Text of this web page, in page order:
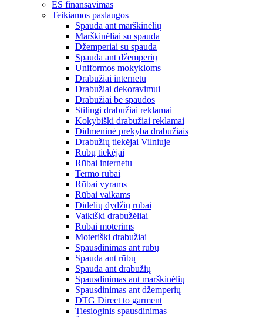
ES finansavimas
Teikiamos paslaugos
Spauda ant marškinėlių
Marškinėliai su spauda
Džemperiai su spauda
Spauda ant džemperių
Uniformos mokykloms
Drabužiai internetu
Drabužiai dekoravimui
Drabužiai be spaudos
Stilingi drabužiai reklamai
Kokybiški drabužiai reklamai
Didmeninė prekyba drabužiais
Drabužių tiekėjai Vilniuje
Rūbų tiekėjai
Rūbai internetu
Termo rūbai
Rūbai vyrams
Rūbai vaikams
Didelių dydžių rūbai
Vaikiški drabužėliai
Rūbai moterims
Moteriški drabužiai
Spausdinimas ant rūbų
Spauda ant rūbų
Spauda ant drabužių
Spausdinimas ant marškinėlių
Spausdinimas ant džemperių
DTG Direct to garment
Tiesioginis spausdinimas